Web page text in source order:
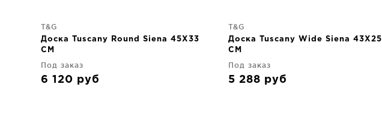
T&G
Доска Tuscany Round Siena 45X33
CM
Под заказ
6 120 руб
T&G
Доска Tuscany Wide Siena 43X25
CM
Под заказ
5 288 руб